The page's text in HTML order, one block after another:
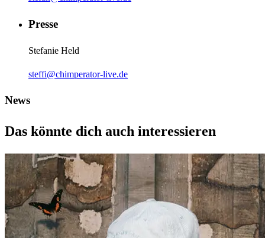
Presse
Stefanie Held
steffi@chimperator-live.de
News
Das könnte dich auch interessieren